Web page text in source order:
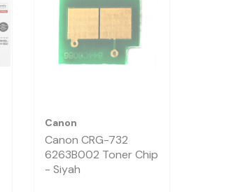
Canon
Canon CRG-732
6263B002 Toner Chip
- Siyah